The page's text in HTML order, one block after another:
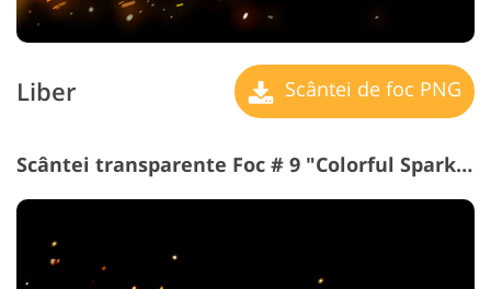
Liber Scântei de foc PNG
Scântei transparente Foc # 9 "Colorful Sparks"